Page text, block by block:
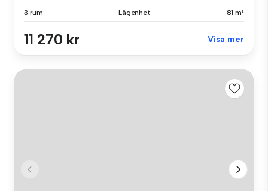
3 rum Lägenhet 81 m²
11 270 kr Visa mer